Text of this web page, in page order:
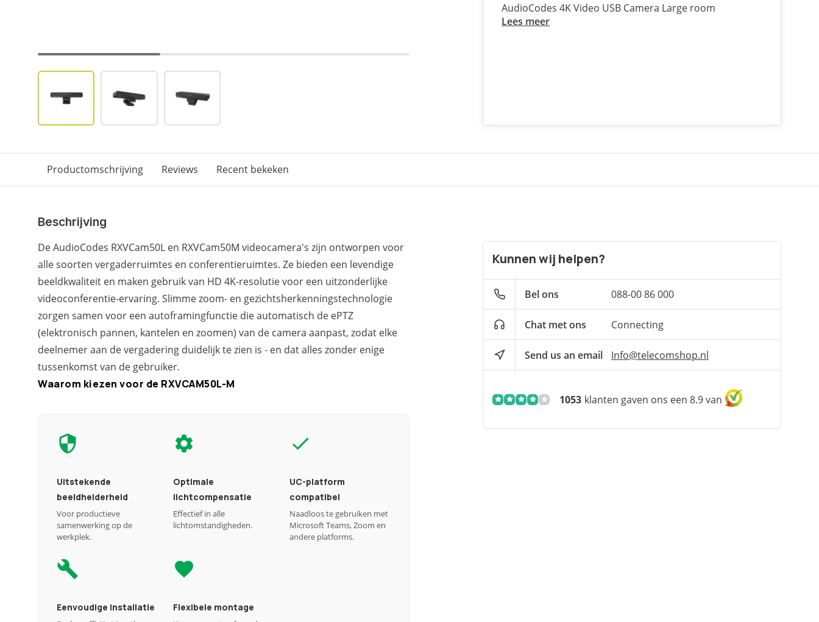
AudioCodes 4K Video USB Camera Large room
Lees meer
Productomschrijving Reviews Recent bekeken
Beschrijving
De AudioCodes RXVCam50L en RXVCam50M videocamera's zijn ontworpen voor
alle soorten vergaderruimtes en conferentieruimtes. Ze bieden een levendige
beeldkwaliteit en maken gebruik van HD 4K-resolutie voor een uitzonderlijke
videoconferentie-ervaring. Slimme zoom- en gezichtsherkenningstechnologie
zorgen samen voor een autoframingfunctie die automatisch de ePTZ
(elektronisch pannen, kantelen en zoomen) van de camera aanpast, zodat elke
deelnemer aan de vergadering duidelijk te zien is - en dat alles zonder enige
tussenkomst van de gebruiker.
Waarom kiezen voor de RXVCAM50L-M
Uitstekende
beeldhelderheid
Voor productieve
samenwerking op de
werkplek.
Optimale
lichtcompensatie
Effectief in alle
lichtomstandigheden.
UC-platform
compatibel
Naadloos te gebruiken met
Microsoft Teams, Zoom en
andere platforms.
Eenvoudige installatie Flexibele montage
Kunnen wij helpen?
Bel ons 088-00 86 000
Chat met ons Connecting
Send us an email Info@telecomshop.nl
1053 klanten gaven ons een 8.9 van